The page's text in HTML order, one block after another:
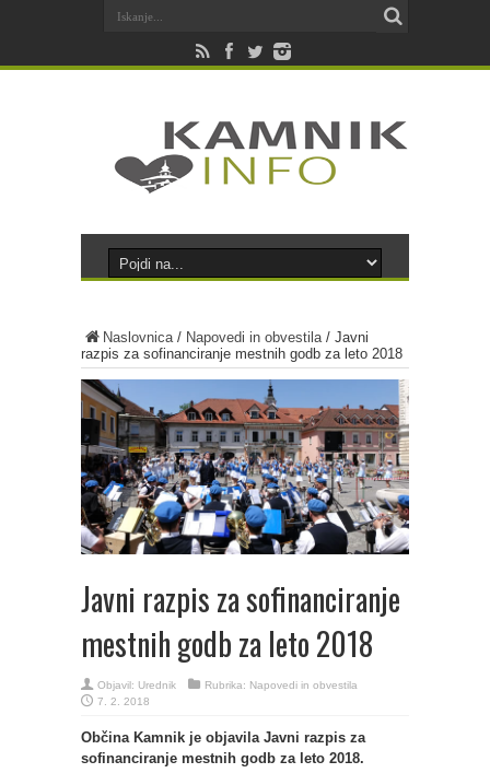
Naslovnica/ Napovedi in obvestila/ Javni
razpis za sofinanciranje mestnih godb za leto 2018
Javni razpis za sofinanciranje
mestnih godb za leto 2018
Objavil: Urednik Rubrika: Napovedi in obvestila
7. 2. 2018
Občina Kamnik je objavila Javni razpis za
sofinanciranje mestnih godb za leto 2018.